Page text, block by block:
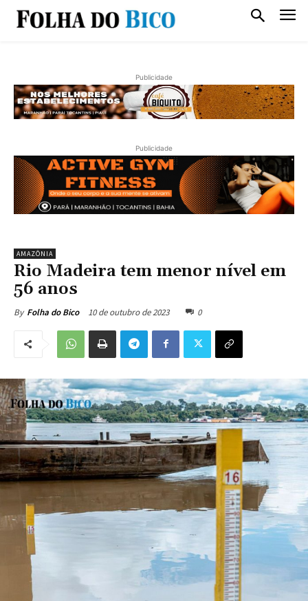
Publicidade
Publicidade
AMAZÔNIA
Rio Madeira tem menor nível em
56 anos
By Folha do Bico 10 de outubro de 2023 0